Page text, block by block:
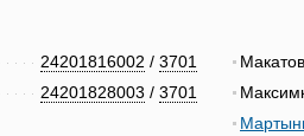
24201816002 / 3701
24201828003 / 3701